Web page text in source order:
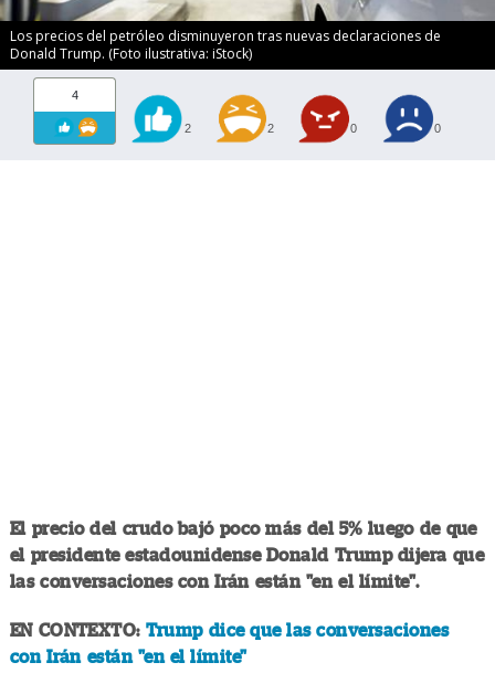
Los precios del petróleo disminuyeron tras nuevas declaraciones de
Donald Trump. (Foto ilustrativa: iStock)
4
2 2 0 0
El precio del crudo bajó poco más del 5% luego de que
el presidente estadounidense Donald Trump dijera que
las conversaciones con Irán están "en el límite".
EN CONTEXTO: Trump dice que las conversaciones
con Irán están "en el límite"